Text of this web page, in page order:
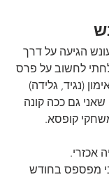
הגיעה על דרך
לחשוב על פרס
(נגיד, גלידה)
שאני גם ככה קונה
קופסא.
אכזרי.
מפספס בחודש